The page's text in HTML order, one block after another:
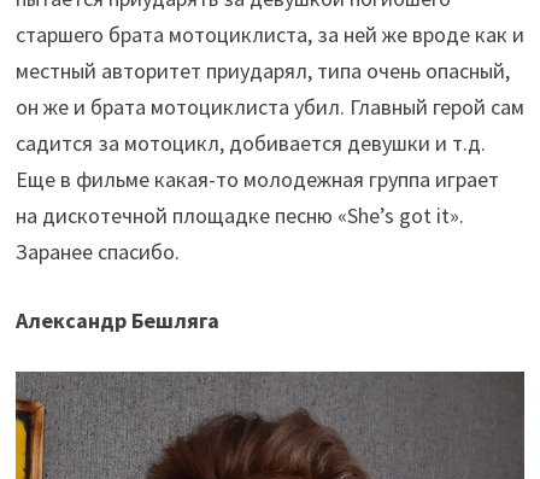
старшего брата мотоциклиста, за ней же вроде как и
местный авторитет приударял, типа очень опасный,
он же и брата мотоциклиста убил. Главный герой сам
садится за мотоцикл, добивается девушки и т.д.
Еще в фильме какая-то молодежная группа играет
на дискотечной площадке песню «She’s got it».
Заранее спасибо.
Александр Бешляга